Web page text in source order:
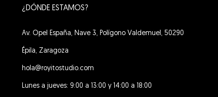
¿DÓNDE ESTAMOS?
Av. Opel España, Nave 3, Polígono Valdemuel, 50290
Épila, Zaragoza
hola@royitostudio.com
Lunes a jueves: 9:00 a 13:00 y 14:00 a 18:00